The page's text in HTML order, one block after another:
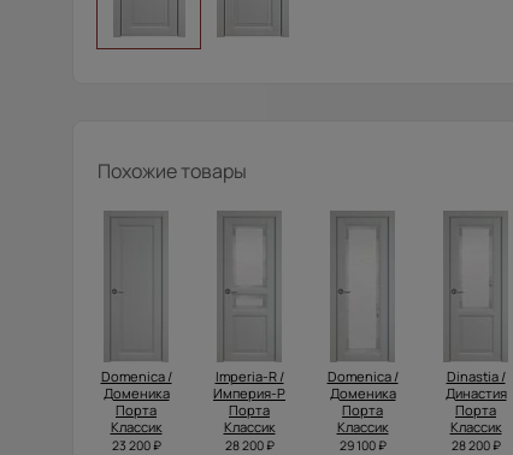
Похожие товары
Domenica /
Доменика
Порта
Классик
23 200 ₽
Imperia-R /
Империя-Р
Порта
Классик
28 200 ₽
Domenica /
Доменика
Порта
Классик
29 100 ₽
Dinastia /
Династия
Порта
Классик
28 200 ₽